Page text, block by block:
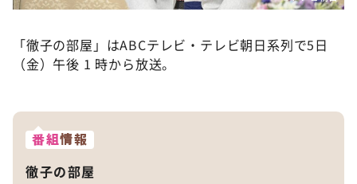
「徹子の部屋」はABCテレビ・テレビ朝日系列で5日
（金）午後 1 時から放送。
番組情報
徹子の部屋